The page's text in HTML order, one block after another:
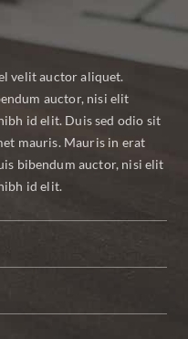
velit auctor aliquet.
auctor, nisi elit
id elit. Duis sed odio sit
mauris. Mauris in erat
bibendum auctor, nisi elit
id elit.